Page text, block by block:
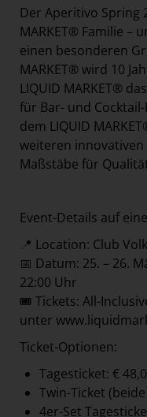
Der Aperitivo Spring
MARKET® Familie –
einen besonderen
MARKET® wird 10
LIQUID MARKET®
für Bar- und
dem LIQUID
weiteren
Maßstäbe für
Event-Details auf
📍 Location: Club
📅 Datum: 25. – 26.
22:00 Uhr
🎟️ Tickets: All-
unter
Ticket-Optionen:
Tagesticket: €
Twin-Ticket
4er-Set